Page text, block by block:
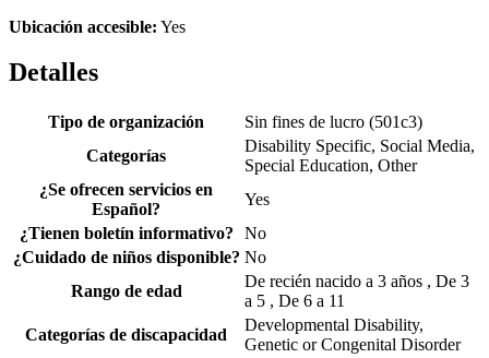
Ubicación accesible: Yes
Detalles
Tipo de organización
Sin fines de lucro (501c3)
Categorías
Disability Specific, Social Media,
Special Education, Other
¿Se ofrecen servicios en
Español?
Yes
¿Tienen boletín informativo?
No
¿Cuidado de niños disponible? No
Rango de edad
De recién nacido a 3 años , De 3
a 5 , De 6 a 11
Categorías de discapacidad
Developmental Disability,
Genetic or Congenital Disorder